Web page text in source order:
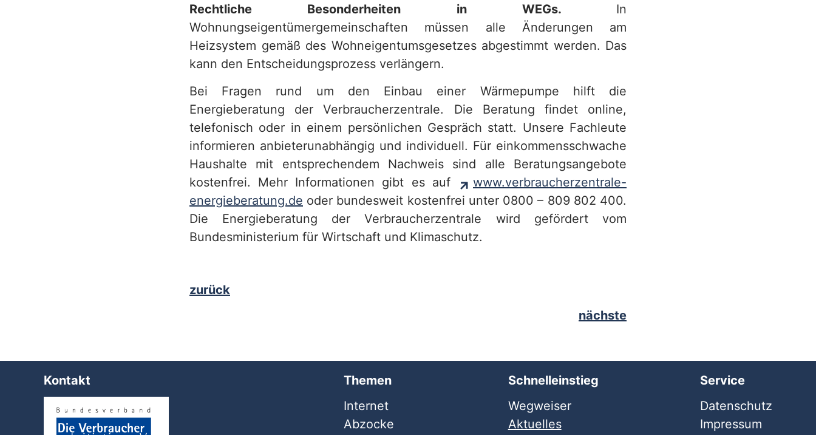
Rechtliche Besonderheiten in WEGs. In
Wohnungseigentümergemeinschaften müssen alle Änderungen am
Heizsystem gemäß des Wohneigentumsgesetzes abgestimmt werden. Das
kann den Entscheidungsprozess verlängern.
Bei Fragen rund um den Einbau einer Wärmepumpe hilft die
Energieberatung der Verbraucherzentrale. Die Beratung findet online,
telefonisch oder in einem persönlichen Gespräch statt. Unsere Fachleute
informieren anbieterunabhängig und individuell. Für einkommensschwache
Haushalte mit entsprechendem Nachweis sind alle Beratungsangebote
kostenfrei. Mehr Informationen gibt es auf
www.verbraucherzentrale-
energieberatung.de oder bundesweit kostenfrei unter 0800 – 809 802 400.
Die Energieberatung der Verbraucherzentrale wird gefördert vom
Bundesministerium für Wirtschaft und Klimaschutz.
zurück
nächste
Kontakt
Themen
Internet
Abzocke
Schnelleinstieg
Wegweiser
Aktuelles
Service
Datenschutz
Impressum